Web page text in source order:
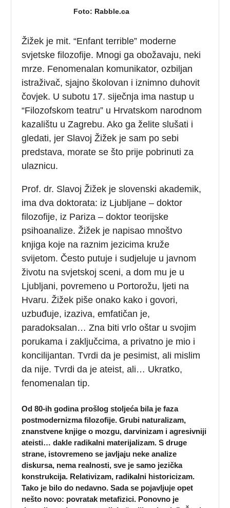
Foto: Rabble.ca
Žižek je mit. “Enfant terrible” moderne
svjetske filozofije. Mnogi ga obožavaju, neki
mrze. Fenomenalan komunikator, ozbiljan
istraživač, sjajno školovan i iznimno duhovit
čovjek. U subotu 17. siječnja ima nastup u
“Filozofskom teatru” u Hrvatskom narodnom
kazalištu u Zagrebu. Ako ga želite slušati i
gledati, jer Slavoj Žižek je sam po sebi
predstava, morate se što prije pobrinuti za
ulaznicu.
Prof. dr. Slavoj Žižek je slovenski akademik,
ima dva doktorata: iz Ljubljane – doktor
filozofije, iz Pariza – doktor teorijske
psihoanalize. Žižek je napisao mnoštvo
knjiga koje na raznim jezicima kruže
svijetom. Često putuje i sudjeluje u javnom
životu na svjetskoj sceni, a dom mu je u
Ljubljani, povremeno u Portorožu, ljeti na
Hvaru. Žižek piše onako kako i govori,
uzbuđuje, izaziva, emfatičan je,
paradoksalan… Zna biti vrlo oštar u svojim
porukama i zaključcima, a privatno je mio i
koncilijantan. Tvrdi da je pesimist, ali mislim
da nije. Tvrdi da je ateist, ali… Ukratko,
fenomenalan tip.
Od 80-ih godina prošlog stoljeća bila je faza
postmodernizma filozofije. Grubi naturalizam,
znanstvene knjige o mozgu, darvinizam i agresivniji
ateisti… dakle radikalni materijalizam. S druge
strane, istovremeno se javljaju neke analize
diskursa, nema realnosti, sve je samo jezička
konstrukcija. Relativizam, radikalni historicizam.
Tako je bilo do nedavno. Sada se pojavljuje opet
nešto novo: povratak metafizici. Ponovno je